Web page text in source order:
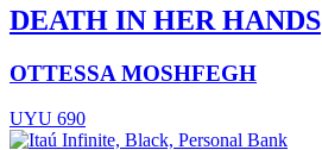
DEATH IN HER HANDS
OTTESSA MOSHFEGH
UYU 690